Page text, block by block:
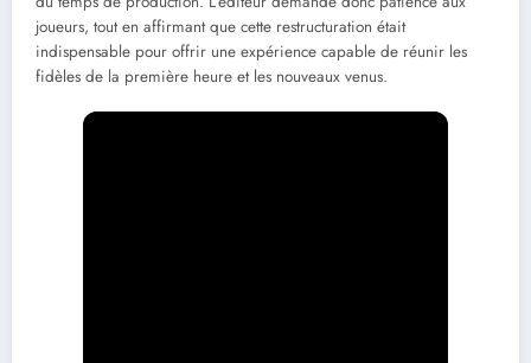
joueurs, tout en affirmant que cette restructuration était
indispensable pour offrir une expérience capable de réunir les
fidèles de la première heure et les nouveaux venus.